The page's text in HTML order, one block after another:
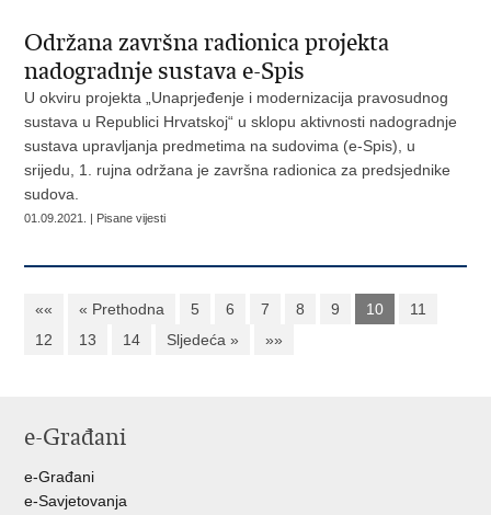
Održana završna radionica projekta
nadogradnje sustava e-Spis
U okviru projekta „Unaprjeđenje i modernizacija pravosudnog
sustava u Republici Hrvatskoj“ u sklopu aktivnosti nadogradnje
sustava upravljanja predmetima na sudovima (e-Spis), u
srijedu, 1. rujna održana je završna radionica za predsjednike
sudova.
01.09.2021. | Pisane vijesti
«« « Prethodna 5 6 7 8 9 10
11
12
13 14 Sljedeća » »»
e-Građani
e-Građani
e-Savjetovanja